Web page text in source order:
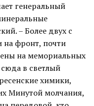
генеральный
– Более двух с
на фронт, почти
на мемориальных
в светлый
химики,
Минутой молчания,